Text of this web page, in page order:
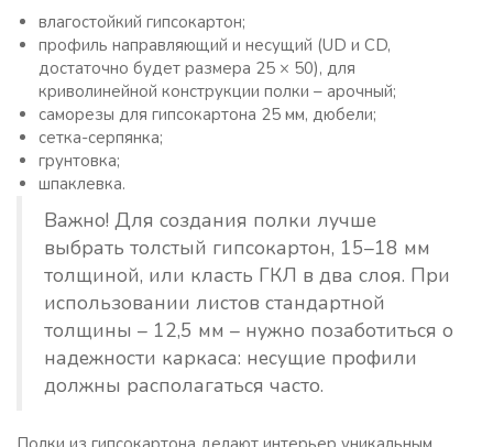
влагостойкий гипсокартон;
профиль направляющий и несущий (UD и CD,
достаточно будет размера 25 × 50), для
криволинейной конструкции полки – арочный;
саморезы для гипсокартона 25 мм, дюбели;
сетка-серпянка;
грунтовка;
шпаклевка.
Важно! Для создания полки лучше
выбрать толстый гипсокартон, 15–18 мм
толщиной, или класть ГКЛ в два слоя. При
использовании листов стандартной
толщины – 12,5 мм – нужно позаботиться о
надежности каркаса: несущие профили
должны располагаться часто.